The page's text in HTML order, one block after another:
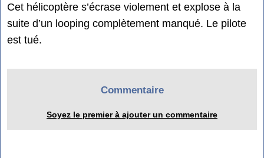
Cet hélicoptère s’écrase violement et explose à la
suite d’un looping complètement manqué. Le pilote
est tué.
Commentaire
Soyez le premier à ajouter un commentaire